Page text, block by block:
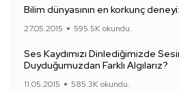
Bilim dünyasının en korkunç
27.05.2015 595.5K okundu.
Ses Kaydımızı Dinlediğimizde
Duyduğumuzdan Farklı Algılarız?
11.05.2015 585.3K okundu.